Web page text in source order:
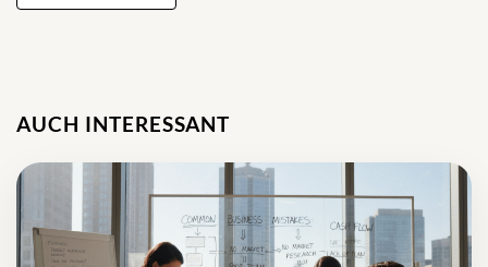
AUCH INTERESSANT